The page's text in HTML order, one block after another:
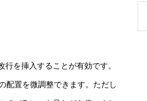
を挿入することが有効です。
配置を微調整できます。ただし